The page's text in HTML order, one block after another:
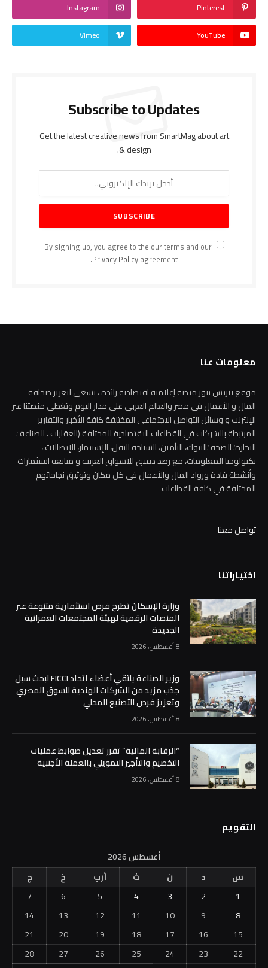
Pinterest
Instagram
YouTube
Vimeo
Subscribe to Updates
Get the latest creative news from SmartMag about art
& design.
By signing up, you agree to the our terms and our
Privacy Policyagreement.
معلومات عنا
موقع بيزنس نيوز منصة إعلامية اقتصادية رائدة ، تسعى لتعزيز صحافة
المال و الأعمال في مصر والعالم العربي على مدار اليوم وتغطي منصتنا عبر
الإنترنت و وسائل التواصل الاجتماعي المختلفة كافة الأخبار والتقارير
المرتبطة بالشركات في القطاعات الاقتصادية المختلفة (العقارات ، الصناعة ؛
التجارة؛ الصحة ؛البنوك، التأمين، السياحة النقل، الإستثمار، الإتصالات ،
تكنولوجيا المعلومات، مع رصد دقيق للاسواق العربية و متابعة استثمارات
وأنشطة قادة ورواد المال والأعمال في كل مكان وتوثيق نجاحاتهم
المختلفة في كافة القطاعات
تواصل معنا
اختياراتنا
وزارة الإسكان تطرح فرص استثمارية متنوعة عبر
المنصات الرقمية لهيئة المجتمعات العمرانية
الجديدة
8 أغسطس، 2026
وزير الصناعة يلتقي أعضاء اتحاد FICCI لبحث سبل
جذب مزيد من الشركات الهندية للسوق المصري
وتعزيز فرص التصنيع المحلي
8 أغسطس، 2026
“الرقابة المالية” تقرر تعديل ضوابط عمليات
التخصيم والتأجير التمويلي بالعملة الأجنبية
8 أغسطس، 2026
التقويم
أغسطس 2026
س
د ن ث أرب خ
ج
1
2
3
4
5
6
7
8
9
10
11
12
13
14
15
16
17
18
19
20
21
22
23
24
25
26
27
28